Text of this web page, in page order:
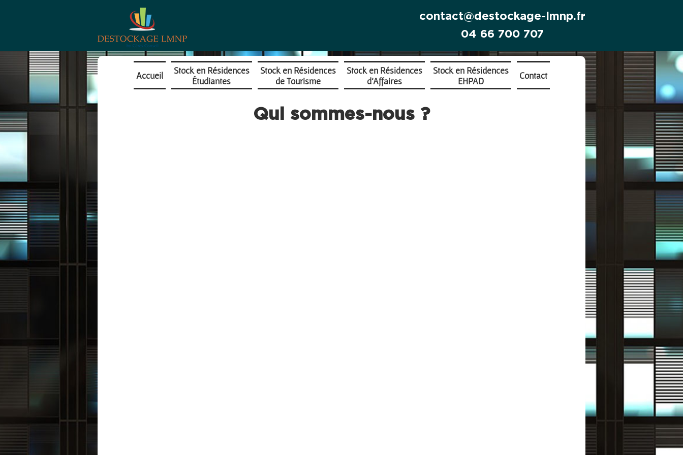
contact@destockage-lmnp.fr
04 66 700 707
Accueil
Stock en Résidences
Étudiantes
Stock en Résidences
de Tourisme
Stock en Résidences
d'Affaires
Stock en Résidences
EHPAD
Contact
Qui sommes-nous ?